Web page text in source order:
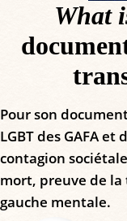
What
Pour son
LGBT des GAFA
contagion
mort, preuve de
gauche mentale.